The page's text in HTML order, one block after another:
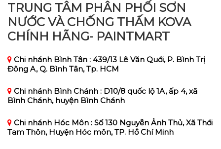
TRUNG TÂM PHÂN PHỐI SƠN
NƯỚC VÀ CHỐNG THẤM KOVA
CHÍNH HÃNG- PAINTMART
Chi nhánh Bình Tân : 439/13 Lê Văn Quới, P. Bình Trị
Đông A, Q. Bình Tân, Tp. HCM
Chi nhánh Bình Chánh : D10/8 quốc lộ 1A, ấp 4, xã
Bình Chánh, huyện Bình Chánh
Chi nhánh Hóc Môn : Số 130 Nguyễn Ảnh Thủ, Xã Thới
Tam Thôn, Huyện Hóc môn, TP. Hồ Chí Minh